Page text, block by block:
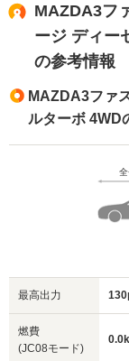
MAZDA3フ
ージ ディー
の参考情報
MAZDA3ファ
ルターボ 4WD
最高出力
燃費
(JC08モード)